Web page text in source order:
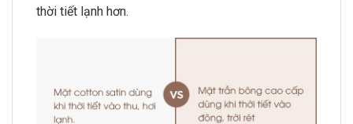
thời tiết lạnh hơn.